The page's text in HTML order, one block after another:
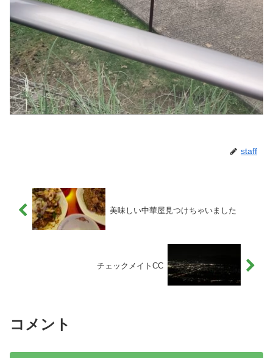
staff
美味しい中華屋見つけちゃいました
チェックメイトCC
コメント